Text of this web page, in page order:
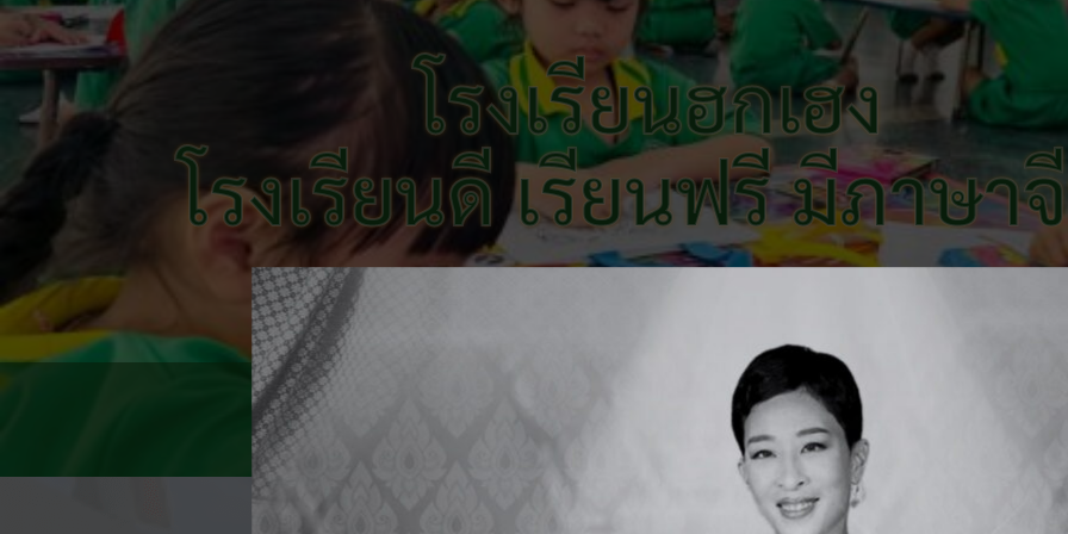
โรงเรียนฮกเฮง
โรงเรียนดี เรียนฟรี มีภาษา
ทำเนียบครูและบุคลากร